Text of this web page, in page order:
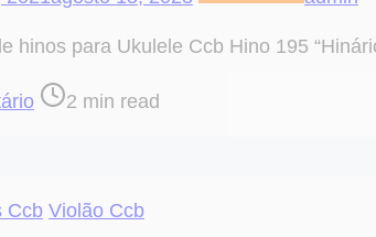
hinos para Ukulele Ccb Hino 195
em
4”
Post2 min read
Ccb Violão Ccb